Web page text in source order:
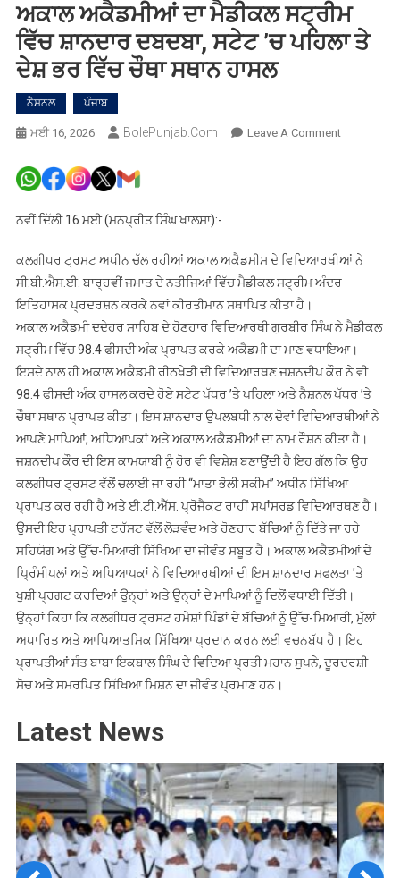
ਅਕਾਲ ਅਕੈਡਮੀਆਂ ਦਾ ਮੈਡੀਕਲ ਸਟ੍ਰੀਮ
ਵਿੱਚ ਸ਼ਾਨਦਾਰ ਦਬਦਬਾ, ਸਟੇਟ ’ਚ ਪਹਿਲਾ ਤੇ
ਦੇਸ਼ ਭਰ ਵਿੱਚ ਚੌਥਾ ਸਥਾਨ ਹਾਸਲ
ਨੈਸ਼ਨਲ ਪੰਜਾਬ
ਮਈ 16, 2026 BolePunjab.com Leave A CommentOn
ਵਿੱਚ
ਸ਼ਾਨਦਾਰ
ਸਟੇਟ
ਪਹਿਲਾ
ਤੇ
ਦੇਸ਼
ਭਰ
ਵਿੱਚ
ਚੌਥਾ
ਸਥਾਨ
ਹਾਸਲ
ਨਵੀਂ ਦਿੱਲੀ 16 ਮਈ (ਮਨਪ੍ਰੀਤ ਸਿੰਘ ਖਾਲਸਾ):-
ਕਲਗੀਧਰ ਟ੍ਰਸਟ ਅਧੀਨ ਚੱਲ ਰਹੀਆਂ ਅਕਾਲ ਅਕੈਡਮੀਸ ਦੇ ਵਿਦਿਆਰਥੀਆਂ ਨੇ
ਸੀ.ਬੀ.ਐਸ.ਈ. ਬਾਰ੍ਹਵੀਂ ਜਮਾਤ ਦੇ ਨਤੀਜਿਆਂ ਵਿੱਚ ਮੈਡੀਕਲ ਸਟ੍ਰੀਮ ਅੰਦਰ
ਇਤਿਹਾਸਕ ਪ੍ਰਦਰਸ਼ਨ ਕਰਕੇ ਨਵਾਂ ਕੀਰਤੀਮਾਨ ਸਥਾਪਿਤ ਕੀਤਾ ਹੈ।
ਅਕਾਲ ਅਕੈਡਮੀ ਦਦੇਹਰ ਸਾਹਿਬ ਦੇ ਹੋਣਹਾਰ ਵਿਦਿਆਰਥੀ ਗੁਰਬੀਰ ਸਿੰਘ ਨੇ ਮੈਡੀਕਲ
ਸਟ੍ਰੀਮ ਵਿੱਚ 98.4 ਫੀਸਦੀ ਅੰਕ ਪ੍ਰਾਪਤ ਕਰਕੇ ਅਕੈਡਮੀ ਦਾ ਮਾਣ ਵਧਾਇਆ।
ਇਸਦੇ ਨਾਲ ਹੀ ਅਕਾਲ ਅਕੈਡਮੀ ਰੀਠਖੇੜੀ ਦੀ ਵਿਦਿਆਰਥਣ ਜਸ਼ਨਦੀਪ ਕੌਰ ਨੇ ਵੀ
98.4 ਫੀਸਦੀ ਅੰਕ ਹਾਸਲ ਕਰਦੇ ਹੋਏ ਸਟੇਟ ਪੱਧਰ ’ਤੇ ਪਹਿਲਾ ਅਤੇ ਨੈਸ਼ਨਲ ਪੱਧਰ ’ਤੇ
ਚੌਥਾ ਸਥਾਨ ਪ੍ਰਾਪਤ ਕੀਤਾ। ਇਸ ਸ਼ਾਨਦਾਰ ਉਪਲਬਧੀ ਨਾਲ ਦੋਵਾਂ ਵਿਦਿਆਰਥੀਆਂ ਨੇ
ਆਪਣੇ ਮਾਪਿਆਂ, ਅਧਿਆਪਕਾਂ ਅਤੇ ਅਕਾਲ ਅਕੈਡਮੀਆਂ ਦਾ ਨਾਮ ਰੌਸ਼ਨ ਕੀਤਾ ਹੈ।
ਜਸ਼ਨਦੀਪ ਕੌਰ ਦੀ ਇਸ ਕਾਮਯਾਬੀ ਨੂੰ ਹੋਰ ਵੀ ਵਿਸ਼ੇਸ਼ ਬਣਾਉਂਦੀ ਹੈ ਇਹ ਗੱਲ ਕਿ ਉਹ
ਕਲਗੀਧਰ ਟ੍ਰਸਟ ਵੱਲੋਂ ਚਲਾਈ ਜਾ ਰਹੀ “ਮਾਤਾ ਭੋਲੀ ਸਕੀਮ” ਅਧੀਨ ਸਿੱਖਿਆ
ਪ੍ਰਾਪਤ ਕਰ ਰਹੀ ਹੈ ਅਤੇ ਈ.ਟੀ.ਐੱਸ. ਪ੍ਰੋਜੈਕਟ ਰਾਹੀਂ ਸਪਾਂਸਰਡ ਵਿਦਿਆਰਥਣ ਹੈ।
ਉਸਦੀ ਇਹ ਪ੍ਰਾਪਤੀ ਟਰੱਸਟ ਵੱਲੋਂ ਲੋੜਵੰਦ ਅਤੇ ਹੋਣਹਾਰ ਬੱਚਿਆਂ ਨੂੰ ਦਿੱਤੇ ਜਾ ਰਹੇ
ਸਹਿਯੋਗ ਅਤੇ ਉੱਚ-ਮਿਆਰੀ ਸਿੱਖਿਆ ਦਾ ਜੀਵੰਤ ਸਬੂਤ ਹੈ। ਅਕਾਲ ਅਕੈਡਮੀਆਂ ਦੇ
ਪ੍ਰਿੰਸੀਪਲਾਂ ਅਤੇ ਅਧਿਆਪਕਾਂ ਨੇ ਵਿਦਿਆਰਥੀਆਂ ਦੀ ਇਸ ਸ਼ਾਨਦਾਰ ਸਫਲਤਾ ’ਤੇ
ਖੁਸ਼ੀ ਪ੍ਰਗਟ ਕਰਦਿਆਂ ਉਨ੍ਹਾਂ ਅਤੇ ਉਨ੍ਹਾਂ ਦੇ ਮਾਪਿਆਂ ਨੂੰ ਦਿਲੋਂ ਵਧਾਈ ਦਿੱਤੀ।
ਉਨ੍ਹਾਂ ਕਿਹਾ ਕਿ ਕਲਗੀਧਰ ਟ੍ਰਸਟ ਹਮੇਸ਼ਾਂ ਪਿੰਡਾਂ ਦੇ ਬੱਚਿਆਂ ਨੂੰ ਉੱਚ-ਮਿਆਰੀ, ਮੁੱਲਾਂ
ਅਧਾਰਿਤ ਅਤੇ ਆਧਿਆਤਮਿਕ ਸਿੱਖਿਆ ਪ੍ਰਦਾਨ ਕਰਨ ਲਈ ਵਚਨਬੱਧ ਹੈ। ਇਹ
ਪ੍ਰਾਪਤੀਆਂ ਸੰਤ ਬਾਬਾ ਇਕਬਾਲ ਸਿੰਘ ਦੇ ਵਿਦਿਆ ਪ੍ਰਤੀ ਮਹਾਨ ਸੁਪਨੇ, ਦੂਰਦਰਸ਼ੀ
ਸੋਚ ਅਤੇ ਸਮਰਪਿਤ ਸਿੱਖਿਆ ਮਿਸ਼ਨ ਦਾ ਜੀਵੰਤ ਪ੍ਰਮਾਣ ਹਨ।
Latest News